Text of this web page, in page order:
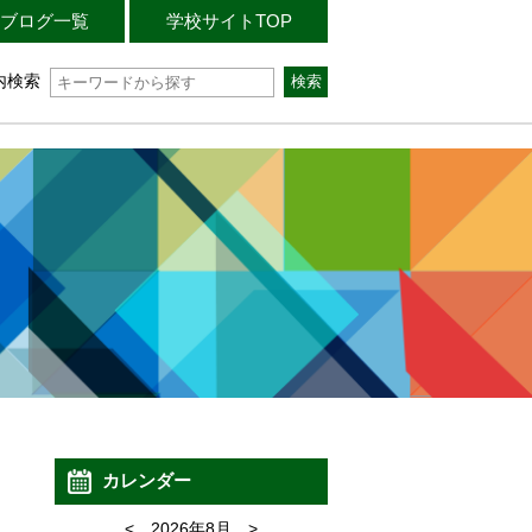
ブログ一覧 学校サイトTOP
検索
カレンダー